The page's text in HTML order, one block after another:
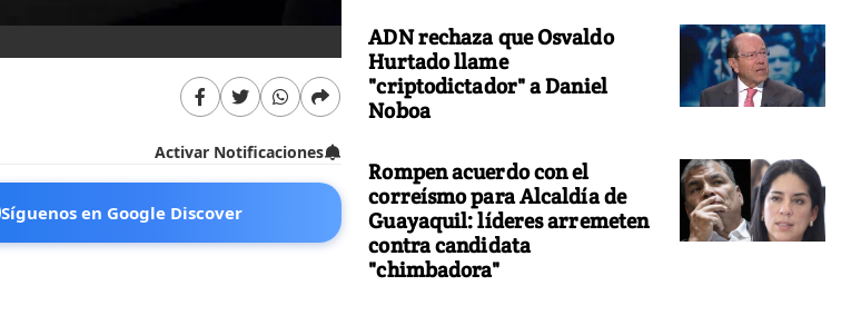
Activar Notificaciones
Síguenos en Google Discover
ADN rechaza que Osvaldo
Hurtado llame
"criptodictador" a Daniel
Noboa
Rompen acuerdo con el
correísmo para Alcaldía de
Guayaquil: líderes arremeten
contra candidata
"chimbadora"